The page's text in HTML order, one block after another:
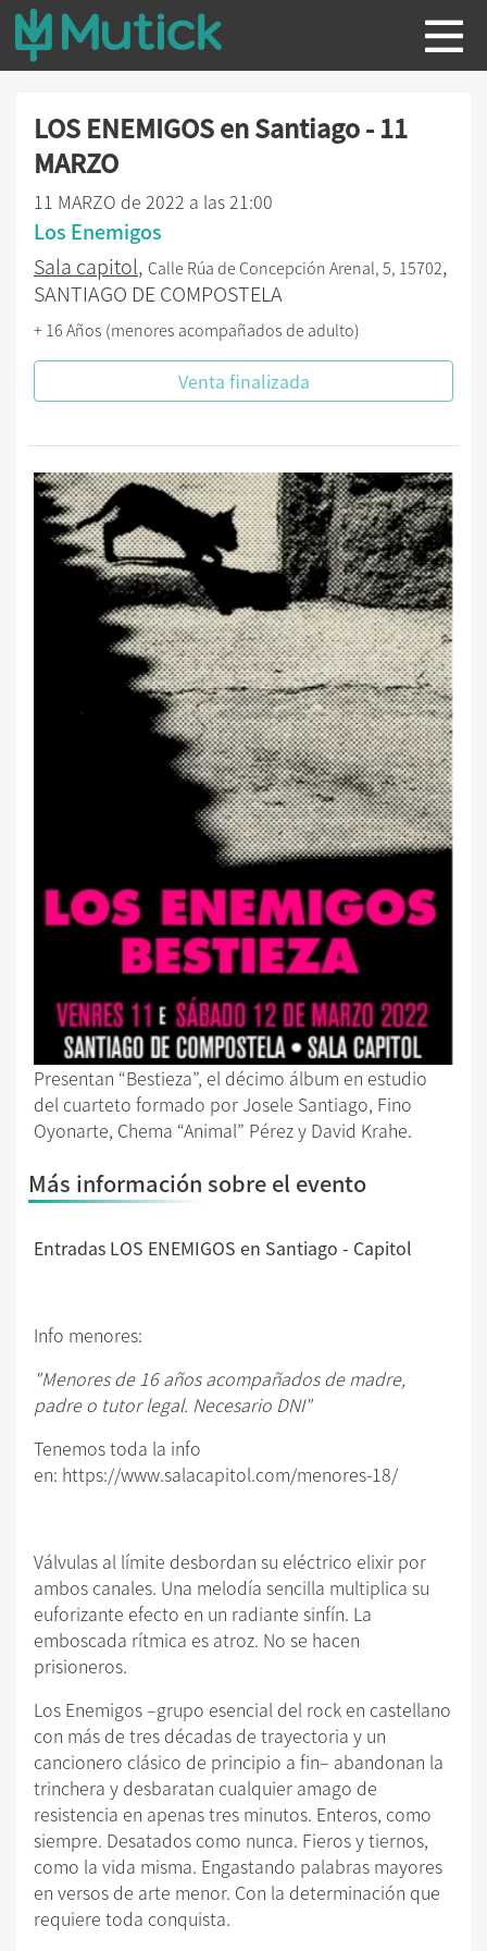
LOS ENEMIGOS en Santiago - 11
MARZO
11 MARZO de 2022 a las 21:00
Los Enemigos
Sala capitol, Calle Rúa de Concepción Arenal, 5, 15702,
SANTIAGO DE COMPOSTELA
+ 16 Años (menores acompañados de adulto)
Venta finalizada
Presentan “Bestieza”, el décimo álbum en estudio
del cuarteto formado por Josele Santiago, Fino
Oyonarte, Chema “Animal” Pérez y David Krahe.
Más información sobre el evento
Entradas LOS ENEMIGOS en Santiago - Capitol
Info menores:
"Menores de 16 años acompañados de madre,
padre o tutor legal. Necesario DNI"
Tenemos toda la info
en: https://www.salacapitol.com/menores-18/
Válvulas al límite desbordan su eléctrico elixir por
ambos canales. Una melodía sencilla multiplica su
euforizante efecto en un radiante sinfín. La
emboscada rítmica es atroz. No se hacen
prisioneros.
Los Enemigos –grupo esencial del rock en castellano
con más de tres décadas de trayectoria y un
cancionero clásico de principio a fin– abandonan la
trinchera y desbaratan cualquier amago de
resistencia en apenas tres minutos. Enteros, como
siempre. Desatados como nunca. Fieros y tiernos,
como la vida misma. Engastando palabras mayores
en versos de arte menor. Con la determinación que
requiere toda conquista.